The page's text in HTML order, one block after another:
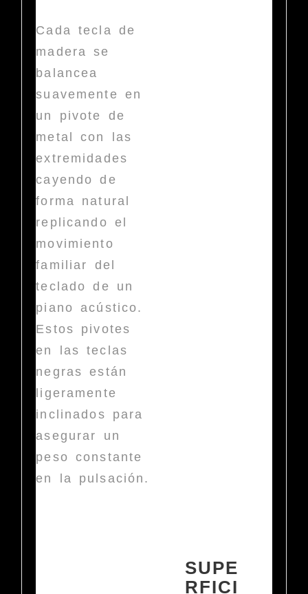
Cada tecla de
madera se
balancea
suavemente en
un pivote de
metal con las
extremidades
cayendo de
forma natural
replicando el
movimiento
familiar del
teclado de un
piano acústico.
Estos pivotes
en las teclas
negras están
ligeramente
inclinados para
asegurar un
peso constante
en la pulsación.
SUPE
RFICI